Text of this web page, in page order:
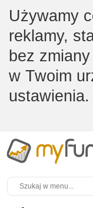
Używamy
reklamy,
bez
w Twoim